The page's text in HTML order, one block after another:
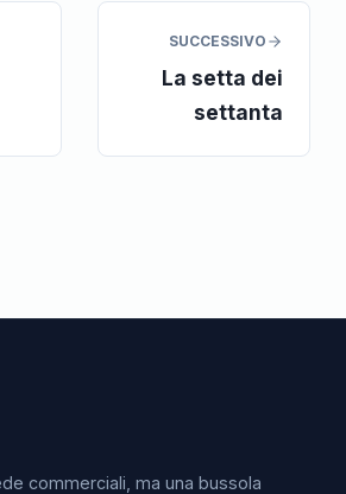
SUCCESSIVO
La setta dei
settanta
commerciali, ma una bussola